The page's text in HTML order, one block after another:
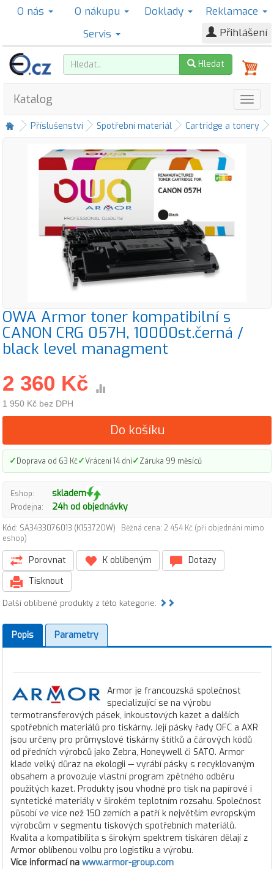
O nás O nákupu Doklady
Reklamace
Servis
Přihlášení
Hledat
Katalog
Příslušenství Spotřební materiál Cartridge a tonery
OWA Armor toner kompatibilní s
CANON CRG 057H, 10000st.černá /
black level managment
2 360 Kč
1 950 Kč bez DPH
Do košíku
✓Doprava od 63 Kč✓Vrácení 14 dní✓Záruka 99 měsíců
Eshop: skladem
Prodejna: 24h od objednávky
Kód: SA3433076013 (K15372OW)
Běžná cena: 2 454 Kč (při objednání mimo
eshop)
Porovnat K oblíbeným
Dotazy
Tisknout
Další oblíbené produkty z této kategorie:
Popis Parametry
Armor je francouzská společnost
specializující se na výrobu
termotransferových pásek, inkoustových kazet a dalších
spotřebních materiálů pro tiskárny. Její pásky řady OFC a AXR
jsou určeny pro průmyslové tiskárny štítků a čárových kódů
od předních výrobců jako Zebra, Honeywell či SATO. Armor
klade velký důraz na ekologii — vyrábí pásky s recyklovaným
obsahem a provozuje vlastní program zpětného odběru
použitých kazet. Produkty jsou vhodné pro tisk na papírové i
syntetické materiály v širokém teplotním rozsahu. Společnost
působí ve více než 150 zemích a patří k největším evropským
výrobcům v segmentu tiskových spotřebních materiálů.
Kvalita a kompatibilita s širokým spektrem tiskáren dělají z
Armor oblíbenou volbu pro logistiku a výrobu.
Více informací na www.armor-group.com